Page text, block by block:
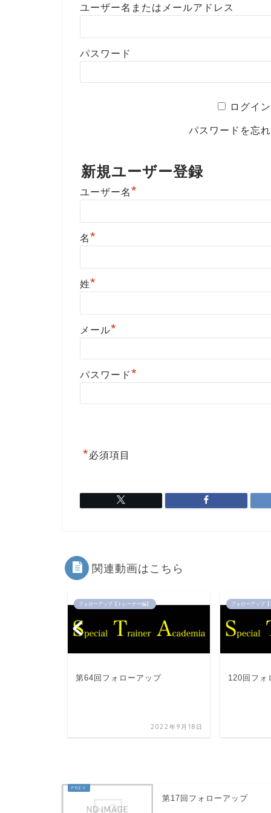
ユーザー名またはメールアドレス
パスワード
ログイ
パスワードを忘
新規ユーザー登録
ユーザー名*
名*
姓*
メール*
パスワード*
*必須項目
関連動画はこちら
フォローアップ【トレーナー編】
第64回フォローアップ
2022年9月18日
フォローアップ
120回フォ
第17回フォローアップ